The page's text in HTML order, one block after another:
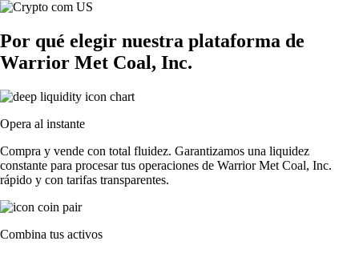
Por qué elegir nuestra plataforma de
Warrior Met Coal, Inc.
Opera al instante
Compra y vende con total fluidez. Garantizamos una liquidez
constante para procesar tus operaciones de Warrior Met Coal, Inc.
rápido y con tarifas transparentes.
Combina tus activos